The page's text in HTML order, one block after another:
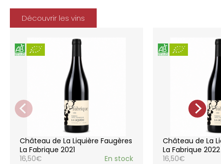
l’Appellation. La grande majorité des parcelles,
sur sols de schistes, font face au sud, à la
Méditerranée.
Le vignoble du Château de la Liquière est
agriculture biologique depuis 2008 et 2012
marque le premier millésime certifié du
domaine. Les soins apportés y sont conformes :
pratiques respectueuses de l’environnement et
de la vigne, vendanges manuelles, vinifications
soignées et strictement suivies.
La gamme des vins du Château de la
Liquière est adaptée à chaque style de
consommation, à chaque moment de la vie,
elle reflète parfaitement la pureté de
l’expression du terroir.
Découvrir les vins
Château de La Liquière Faugères
La Fabrique 2021
16,50€ En stock
Château de La
La Fabrique 2022
16,50€